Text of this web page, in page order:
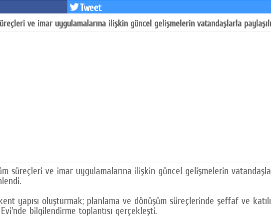
Tweet
ve imar uygulamalarına ilişkin güncel gelişmelerin vatandaşlarla
süreçleri ve imar uygulamalarına ilişkin güncel gelişmelerin
yapısı oluşturmak; planlama ve dönüşüm süreçlerinde şeffaf ve
bilgilendirme toplantısı gerçekleşti.